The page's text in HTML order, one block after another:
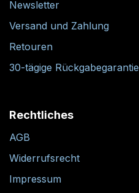
Newsletter
Versand und Zahlung
Retouren
30-tägige Rückgabegarantie
Rechtliches
AGB
Widerrufsrecht
Impressum